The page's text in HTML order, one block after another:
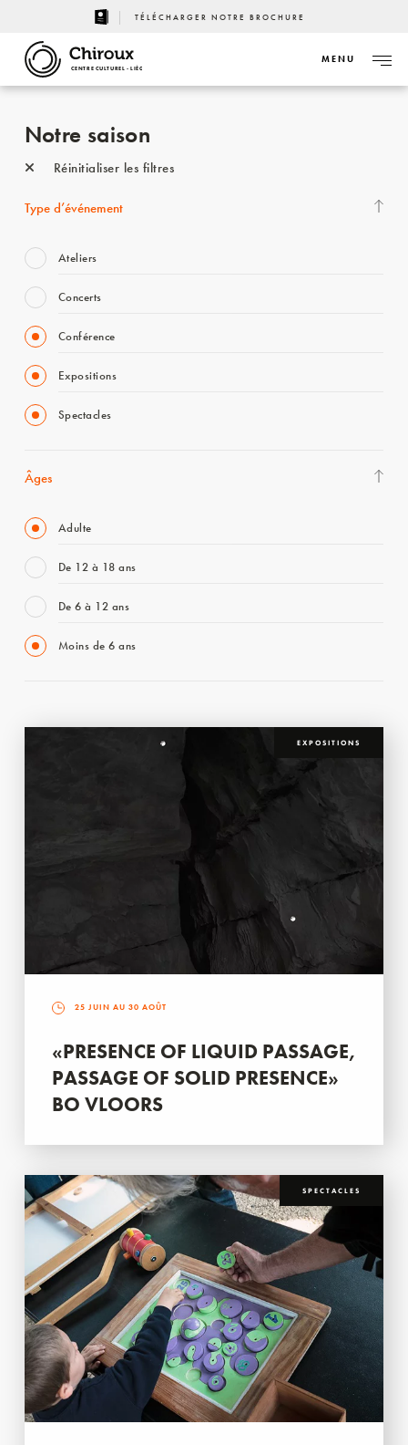
TÉLÉCHARGER NOTRE BROCHURE
CENTRE CULTUREL - LIÈGE
MENU
Notre saison
Réinitialiser les filtres
Type d’événement
Ateliers
Concerts
Conférence
Expositions
Spectacles
Âges
Adulte
De 12 à 18 ans
De 6 à 12 ans
Moins de 6 ans
EXPOSITIONS
25 JUIN AU 30 AOÛT
«PRESENCE OF LIQUID PASSAGE,
PASSAGE OF SOLID PRESENCE»
BO VLOORS
SPECTACLES